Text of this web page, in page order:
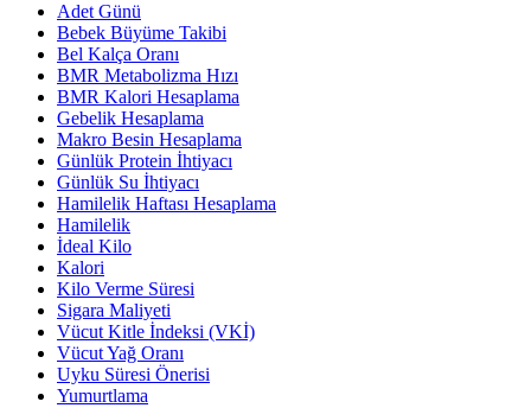
Adet Günü
Bebek Büyüme Takibi
Bel Kalça Oranı
BMR Metabolizma Hızı
BMR Kalori Hesaplama
Gebelik Hesaplama
Makro Besin Hesaplama
Günlük Protein İhtiyacı
Günlük Su İhtiyacı
Hamilelik Haftası Hesaplama
Hamilelik
İdeal Kilo
Kalori
Kilo Verme Süresi
Sigara Maliyeti
Vücut Kitle İndeksi (VKİ)
Vücut Yağ Oranı
Uyku Süresi Önerisi
Yumurtlama